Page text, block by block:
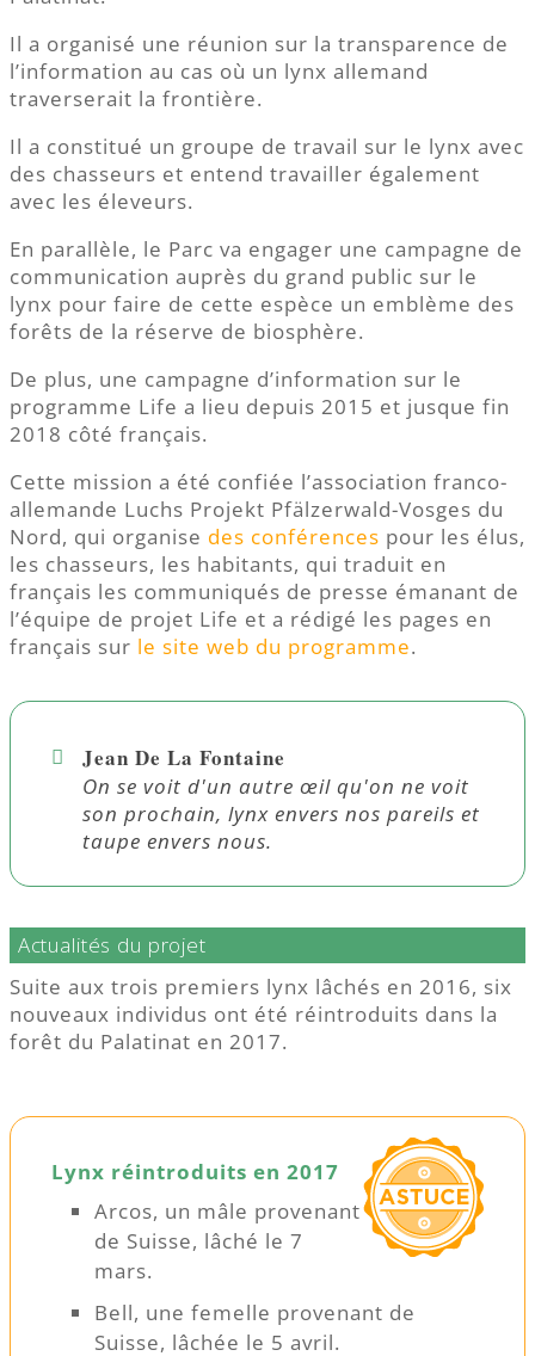
Il a organisé une réunion sur la transparence de
l’information au cas où un lynx allemand
traverserait la frontière.
Il a constitué un groupe de travail sur le lynx avec
des chasseurs et entend travailler également
avec les éleveurs.
En parallèle, le Parc va engager une campagne de
communication auprès du grand public sur le
lynx pour faire de cette espèce un emblème des
forêts de la réserve de biosphère.
De plus, une campagne d’information sur le
programme Life a lieu depuis 2015 et jusque fin
2018 côté français.
Cette mission a été confiée l’association franco-
allemande Luchs Projekt Pfälzerwald-Vosges du
Nord, qui organise des conférences pour les élus,
les chasseurs, les habitants, qui traduit en
français les communiqués de presse émanant de
l’équipe de projet Life et a rédigé les pages en
français sur le site web du programme.
Jean De La Fontaine
On se voit d'un autre œil qu'on ne voit
son prochain, lynx envers nos pareils et
taupe envers nous.
Actualités du projet
Suite aux trois premiers lynx lâchés en 2016, six
nouveaux individus ont été réintroduits dans la
forêt du Palatinat en 2017.
Lynx réintroduits en 2017
Arcos, un mâle provenant
de Suisse, lâché le 7
mars.
Bell, une femelle provenant de
Suisse, lâchée le 5 avril.